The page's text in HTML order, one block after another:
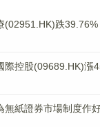
(02951.HK)跌
際控股(09689.HK)
無紙證券市場制度作